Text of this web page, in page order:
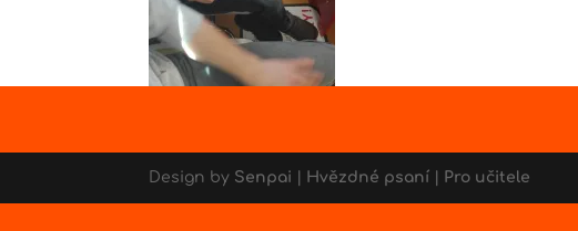
Design by Senpai Hvězdné psaní Pro učitele